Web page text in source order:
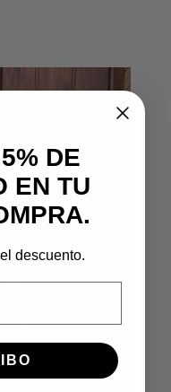
DE
EN TU
descuento.